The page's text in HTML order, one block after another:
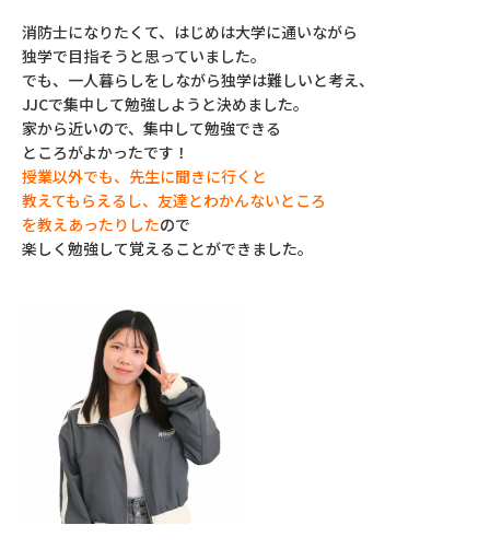
消防士になりたくて、はじめは大学に通いながら
独学で目指そうと思っていました。
でも、一人暮らしをしながら独学は難しいと考え、
JJCで集中して勉強しようと決めました。
家から近いので、集中して勉強できる
ところがよかったです！
授業以外でも、先生に聞きに行くと
教えてもらえるし、友達とわかんないところ
を教えあったりしたので
楽しく勉強して覚えることができました。